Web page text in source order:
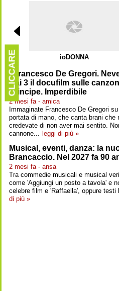
ioDONNA
"Francesco De Gregori.
Rai 3 il docufilm sulle
Principe. Imperdibile
2 mesi fa - amica
Immaginate Francesco De Gregori
portata di mano, che canta brani
credevate di non aver mai sentito.
cannone... leggi di più »
Musical, eventi, danza: la
Brancaccio. Nel 2027 fa 90
2 mesi fa - ansa
Tra commedie musicali e musical
come 'Aggiungi un posto a tavola' e
celebre film e 'Raffaella', oppure
di più »
CLICCARE